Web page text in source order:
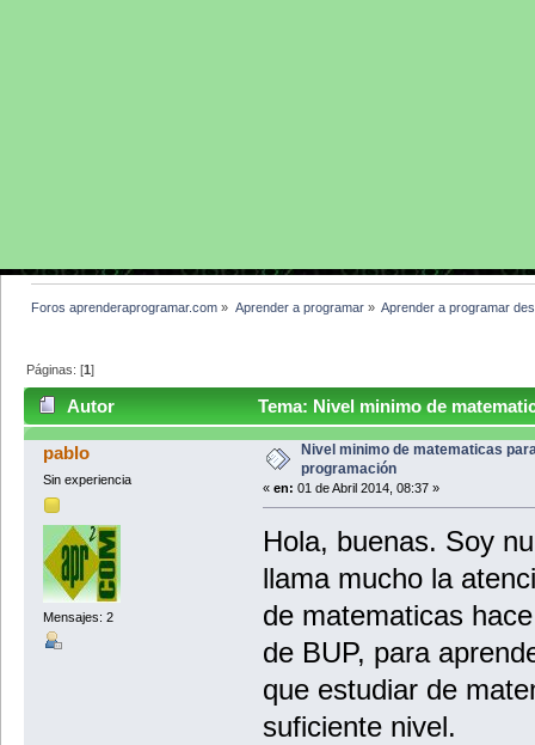
Foros aprenderaprogramar.com » Aprender a programar» Aprender a programar
Páginas: [1]
Autor
Tema: Nivel minimo de
veces)
pablo
Sin experiencia
Mensajes: 2
Nivel minimo de matematicas
programación
« en: 01 de Abril 2014, 08:37 »
Hola, buenas. Soy
llama mucho la
de matematicas
de BUP, para
que estudiar de
suficiente nivel.